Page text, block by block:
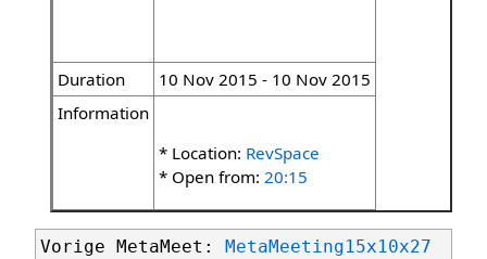
Duration
10 Nov 2015 - 10 Nov 2015
Information
* Location: RevSpace
* Open from: 20:15
Vorige MetaMeet:
MetaMeeting15x10x27